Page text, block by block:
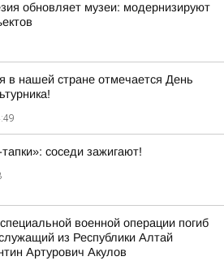
обновляет музеи: модернизируют
в нашей стране отмечается День
соседи зажигают!
военной операции погиб
из Республики Алтай
Артурович Акулов